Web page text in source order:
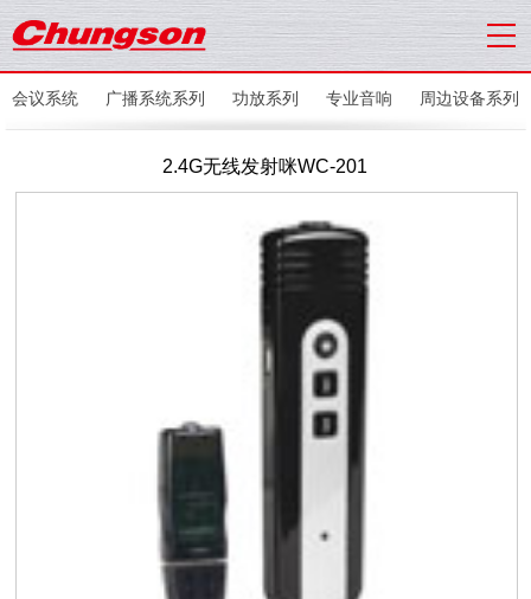
会议系统 广播系统系列 功放系列 专业音响 周边设备系列
2.4G无线发射咪WC-201